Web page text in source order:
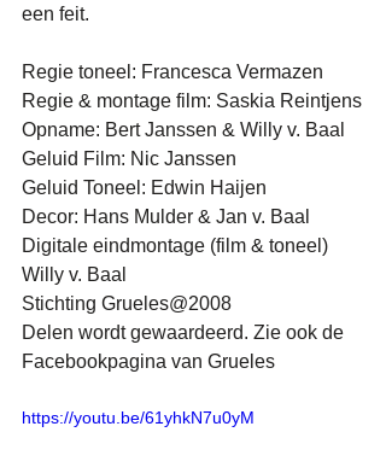
een feit.
Regie toneel: Francesca Vermazen
Regie & montage film: Saskia Reintjens
Opname: Bert Janssen & Willy v. Baal
Geluid Film: Nic Janssen
Geluid Toneel: Edwin Haijen
Decor: Hans Mulder & Jan v. Baal
Digitale eindmontage (film & toneel)
Willy v. Baal
Stichting Grueles@2008
Delen wordt gewaardeerd. Zie ook de
Facebookpagina van Grueles
https://youtu.be/61yhkN7u0yM